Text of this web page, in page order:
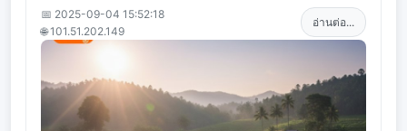
📅 2025-09-04 15:52:18
🌐 101.51.202.149
อ่านต่อ...